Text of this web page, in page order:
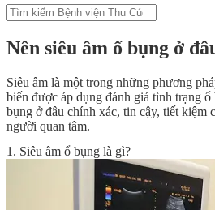
Nên siêu âm ổ bụng ở
Siêu âm là một trong những phương
biến được áp dụng đánh giá tình trạng
bụng ở đâu chính xác, tin cậy, tiết kiệm
người quan tâm.
1. Siêu âm ổ bụng là gì?